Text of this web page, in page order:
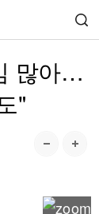
많아…
"